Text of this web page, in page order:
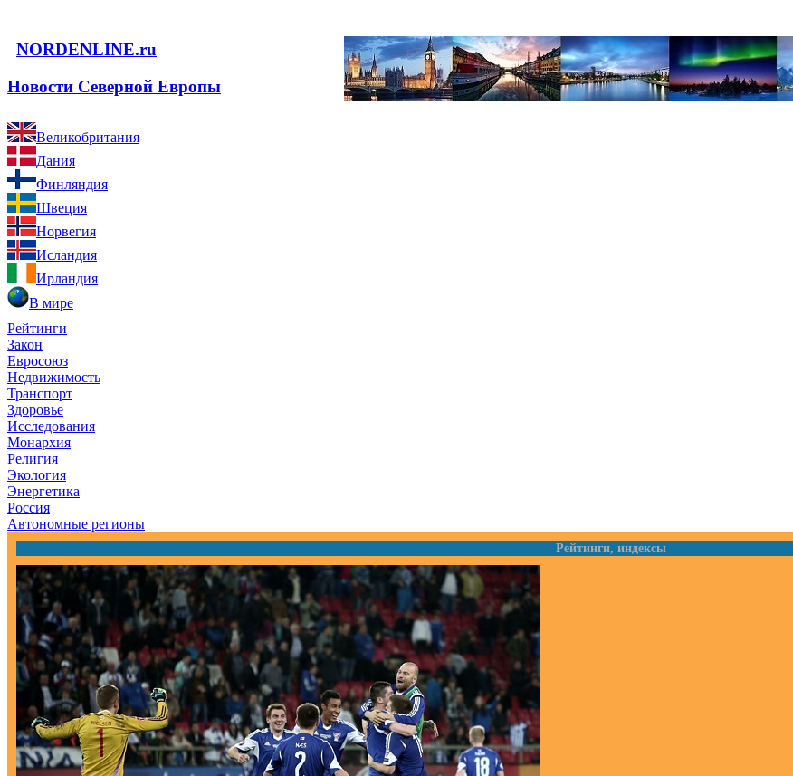
NORDENLINE.ru
Новости Северной Европы
Великобритания
Дания
Финляндия
Швеция
Норвегия
Исландия
Ирландия
В мире
Рейтинги
Закон
Евросоюз
Недвижимость
Транспорт
Здоровье
Исследования
Монархия
Религия
Экология
Энергетика
Россия
Автономные регионы
Рейтинги, индексы